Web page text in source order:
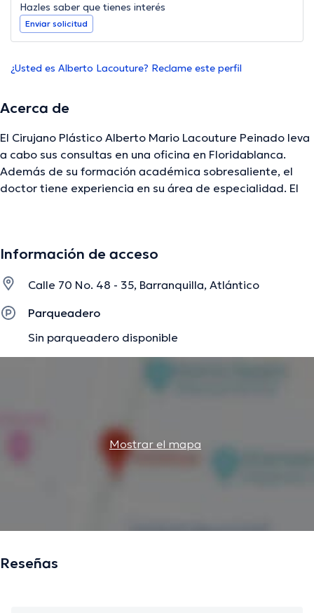
Hazles saber que tienes interés
Enviar solicitud
¿Usted es Alberto Lacouture? Reclame este perfil
Acerca de
El Cirujano Plástico Alberto Mario Lacouture Peinado leva
a cabo sus consultas en una oficina en Floridablanca.
Además de su formación académica sobresaliente, el
doctor tiene experiencia en su área de especialidad. El
asociaciones médicas. Alberto Mario Lacouture Peinado
tener una formación continua en su disciplina de
especialización y ha publicado diversos artículos.
Finalmente, el profesional de la salud puede hablar en
Español.
Información de acceso
Calle 70 No. 48 - 35, Barranquilla, Atlántico
Parqueadero
Sin parqueadero disponible
Mostrar el mapa
Reseñas